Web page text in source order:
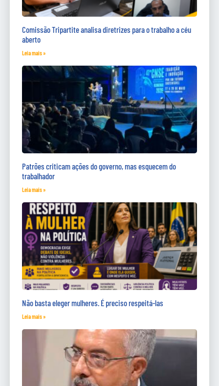
Comissão Tripartite analisa diretrizes para o trabalho a céu
aberto
Leia mais »
Patrões criticam ações do governo, mas esquecem do
trabalhador
Leia mais »
Não basta eleger mulheres. É preciso respeitá-las
Leia mais »